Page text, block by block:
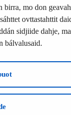
birra, mo don
ovttastahttit
sidjiide dahje,
bálvalusaid.